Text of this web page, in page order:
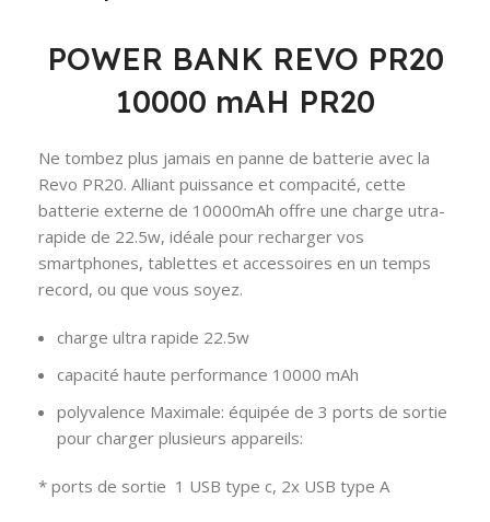
POWER BANK REVO PR20
10000 mAH PR20
Ne tombez plus jamais en panne de batterie avec la
Revo PR20. Alliant puissance et compacité, cette
batterie externe de 10000mAh offre une charge utra-
rapide de 22.5w, idéale pour recharger vos
smartphones, tablettes et accessoires en un temps
record, ou que vous soyez.
charge ultra rapide 22.5w
capacité haute performance 10000 mAh
polyvalence Maximale: équipée de 3 ports de sortie
pour charger plusieurs appareils:
* ports de sortie 1 USB type c, 2x USB type A